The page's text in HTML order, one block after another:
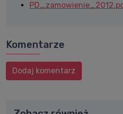
Komentarze
Dodaj komentarz